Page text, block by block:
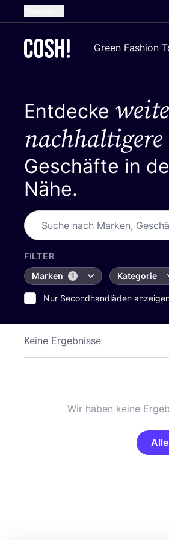
Dutch
Spanish
Green Fashion
Entdecke
nachhaltigere
Geschäfte in
Nähe.
FILTER
Marken
1 Kategorie
Nur Secondhandläden
Keine Ergebnisse
Wir haben keine